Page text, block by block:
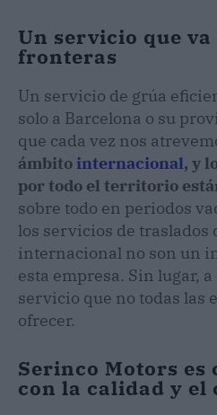
Un servicio que
fronteras
Un servicio de grúa
solo a Barcelona o su
que cada vez nos
ámbito internacional, y
por todo el territorio
sobre todo en periodos
los servicios de traslados
internacional no son un
esta empresa. Sin lugar,
servicio que no todas las
ofrecer.
Serinco Motors es
con la calidad y el